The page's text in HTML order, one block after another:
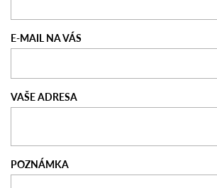
E-MAIL NA VÁS
VAŠE ADRESA
POZNÁMKA